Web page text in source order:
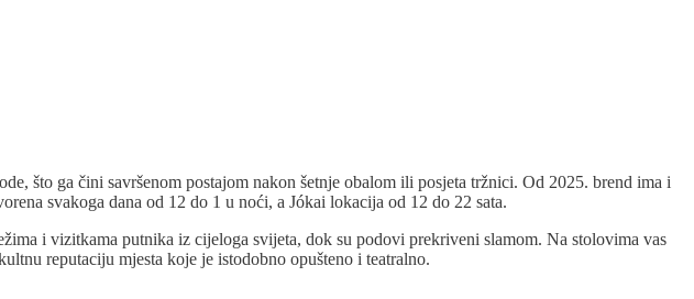
što ga čini savršenom postajom nakon šetnje obalom ili posjeta tržnici. Od 2025. brend ima i
svakoga dana od 12 do 1 u noći, a Jókai lokacija od 12 do 22 sata.
i vizitkama putnika iz cijeloga svijeta, dok su podovi prekriveni slamom. Na stolovima vas
reputaciju mjesta koje je istodobno opušteno i teatralno.